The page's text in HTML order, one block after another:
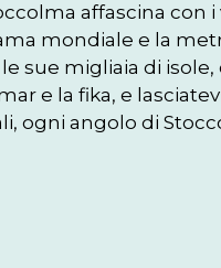
affascina
mondiale e la
sue migliaia di
e la fika, e
ogni angolo di